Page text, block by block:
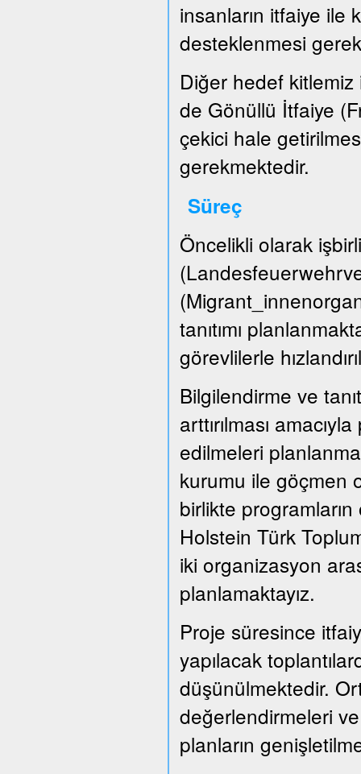
insanların itfaiye ile
desteklenmesi
Diğer hedef
de Gönüllü İtfaiye
çekici hale
gerekmektedir.
Süreç
Öncelikli olarak
tanıtımı
görevlilerle
Bilgilendirme ve
arttırılması
edilmeleri
kurumu ile göçmen
birlikte
Holstein Türk
iki organizasyon
planlamaktayız.
Proje süresince
yapılacak
düşünülmektedir.
değerlendirmeleri
planların